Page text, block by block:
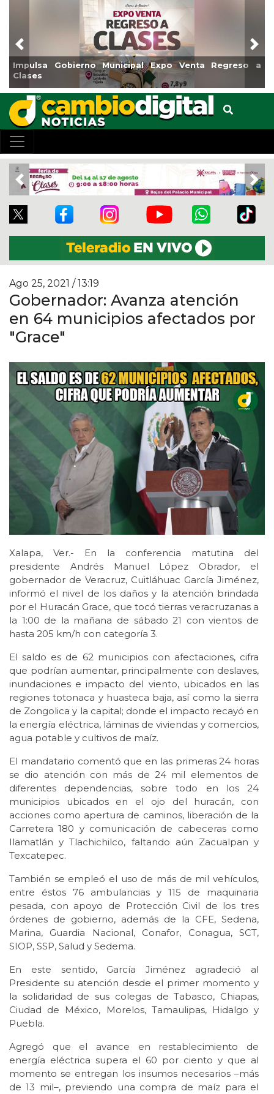
Municipal Expo Venta Regreso a
Reabrirá
Previous
Previous
Ago 25, 2021 / 13:19
Gobernador: Avanza atención
en 64 municipios afectados por
"Grace"
Xalapa, Ver.- En la conferencia matutina del
presidente Andrés Manuel López Obrador, el
gobernador de Veracruz, Cuitláhuac García Jiménez,
informó el nivel de los daños y la atención brindada
por el Huracán Grace, que tocó tierras veracruzanas a
la 1:00 de la mañana de sábado 21 con vientos de
hasta 205 km/h con categoría 3.
El saldo es de 62 municipios con afectaciones, cifra
que podrían aumentar, principalmente con deslaves,
inundaciones e impacto del viento, ubicados en las
regiones totonaca y huasteca baja, así como la sierra
de Zongolica y la capital; donde el impacto recayó en
la energía eléctrica, láminas de viviendas y comercios,
agua potable y cultivos de maíz.
El mandatario comentó que en las primeras 24 horas
se dio atención con más de 24 mil elementos de
diferentes dependencias, sobre todo en los 24
municipios ubicados en el ojo del huracán, con
acciones como apertura de caminos, liberación de la
Carretera 180 y comunicación de cabeceras como
Ilamatlán y Tlachichilco, faltando aún Zacualpan y
Texcatepec.
También se empleó el uso de más de mil vehículos,
entre éstos 76 ambulancias y 115 de maquinaria
pesada, con apoyo de Protección Civil de los tres
órdenes de gobierno, además de la CFE, Sedena,
Marina, Guardia Nacional, Conafor, Conagua, SCT,
SIOP, SSP, Salud y Sedema.
En este sentido, García Jiménez agradeció al
Presidente su atención desde el primer momento y
la solidaridad de sus colegas de Tabasco, Chiapas,
Ciudad de México, Morelos, Tamaulipas, Hidalgo y
Puebla.
Agregó que el avance en restablecimiento de
energía eléctrica supera el 60 por ciento y que al
momento se entregan los insumos necesarios –más
de 13 mil–, previendo una compra de maíz para el